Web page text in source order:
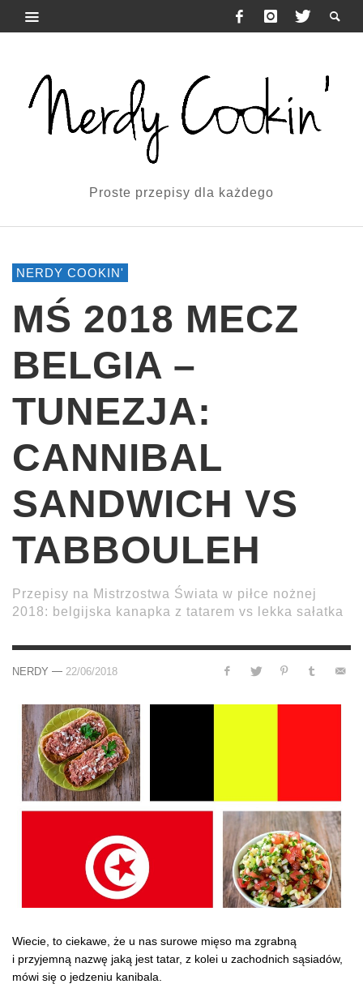
Proste przepisy dla każdego
NERDY COOKIN'
MŚ 2018 MECZ
BELGIA –
TUNEZJA:
CANNIBAL
SANDWICH VS
TABBOULEH
Przepisy na Mistrzostwa Świata w piłce nożnej
2018: belgijska kanapka z tatarem vs lekka sałatka
NERDY — 22/06/2018
Wiecie, to ciekawe, że u nas surowe mięso ma zgrabną
i przyjemną nazwę jaką jest tatar, z kolei u zachodnich sąsiadów,
mówi się o jedzeniu kanibala.